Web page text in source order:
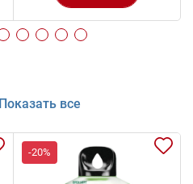
Показать все
-20%